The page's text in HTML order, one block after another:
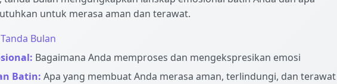
untuk merasa aman dan terawat.
Bulan
Bagaimana Anda memproses dan mengekspresikan emosi
Batin: Apa yang membuat Anda merasa aman, terlindungi, dan terawat